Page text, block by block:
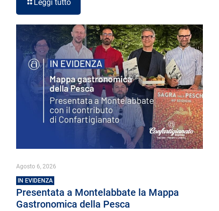
Leggi tutto
Agosto 6, 2026
IN EVIDENZA
Presentata a Montelabbate la Mappa
Gastronomica della Pesca